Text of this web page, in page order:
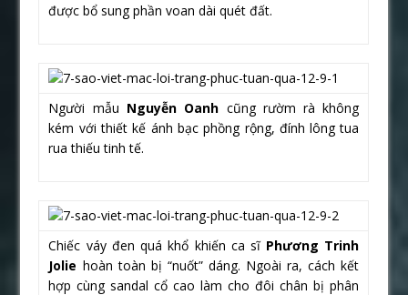
được bổ sung phần voan dài quét đất.
Người mẫu Nguyễn Oanh cũng rườm rà không
kém với thiết kế ánh bạc phồng rộng, đính lông tua
rua thiếu tinh tế.
Chiếc váy đen quá khổ khiến ca sĩPhương Trinh
Jolie hoàn toàn bị “nuốt” dáng. Ngoài ra, cách kết
hợp cùng sandal cổ cao làm cho đôi chân bị phân